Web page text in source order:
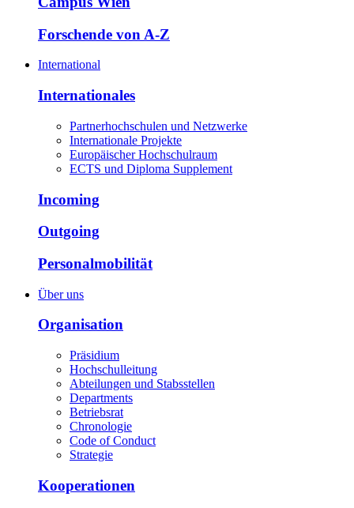
Forschende von A-Z
International
Internationales
Partnerhochschulen und Netzwerke
Internationale Projekte
Europäischer Hochschulraum
ECTS und Diploma Supplement
Incoming
Outgoing
Personalmobilität
Über uns
Organisation
Präsidium
Hochschulleitung
Abteilungen und Stabsstellen
Departments
Betriebsrat
Chronologie
Code of Conduct
Strategie
Kooperationen